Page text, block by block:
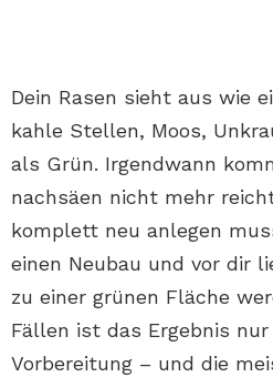
Dein Rasen sieht aus wie
kahle Stellen, Moos,
als Grün. Irgendwann
nachsäen nicht mehr
komplett neu anlegen
einen Neubau und vor dir
zu einer grünen Fläche
Fällen ist das Ergebnis
Vorbereitung – und die